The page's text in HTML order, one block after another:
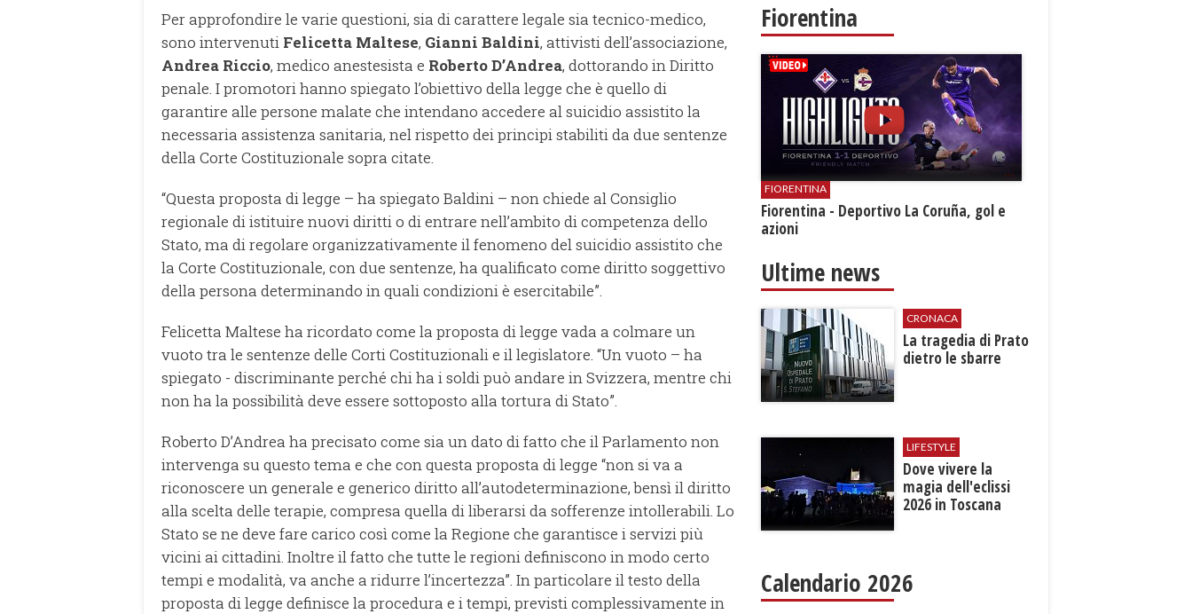
Per approfondire le varie questioni, sia di carattere legale sia tecnico-medico,
sono intervenuti Felicetta Maltese, Gianni Baldini, attivisti dell’associazione,
Andrea Riccio, medico anestesista e Roberto D’Andrea, dottorando in Diritto
penale. I promotori hanno spiegato l’obiettivo della legge che è quello di
garantire alle persone malate che intendano accedere al suicidio assistito la
necessaria assistenza sanitaria, nel rispetto dei principi stabiliti da due sentenze
della Corte Costituzionale sopra citate.
“Questa proposta di legge – ha spiegato Baldini – non chiede al Consiglio
regionale di istituire nuovi diritti o di entrare nell’ambito di competenza dello
Stato, ma di regolare organizzativamente il fenomeno del suicidio assistito che
la Corte Costituzionale, con due sentenze, ha qualificato come diritto soggettivo
della persona determinando in quali condizioni è esercitabile”.
Felicetta Maltese ha ricordato come la proposta di legge vada a colmare un
vuoto tra le sentenze delle Corti Costituzionali e il legislatore. “Un vuoto – ha
spiegato - discriminante perché chi ha i soldi può andare in Svizzera, mentre chi
non ha la possibilità deve essere sottoposto alla tortura di Stato”.
Roberto D’Andrea ha precisato come sia un dato di fatto che il Parlamento non
intervenga su questo tema e che con questa proposta di legge “non si va a
riconoscere un generale e generico diritto all’autodeterminazione, bensì il diritto
alla scelta delle terapie, compresa quella di liberarsi da sofferenze intollerabili. Lo
Stato se ne deve fare carico così come la Regione che garantisce i servizi più
vicini ai cittadini. Inoltre il fatto che tutte le regioni definiscono in modo certo
tempi e modalità, va anche a ridurre l’incertezza”. In particolare il testo della
proposta di legge definisce la procedura e i tempi, previsti complessivamente in
Fiorentina
FIORENTINA
Fiorentina - Deportivo La Coruña, gol e
azioni
Ultime news
CRONACA
La tragedia di Prato
​dietro le sbarre
LIFESTYLE
Dove vivere la
magia dell'eclissi
2026 in Toscana
Calendario 2026